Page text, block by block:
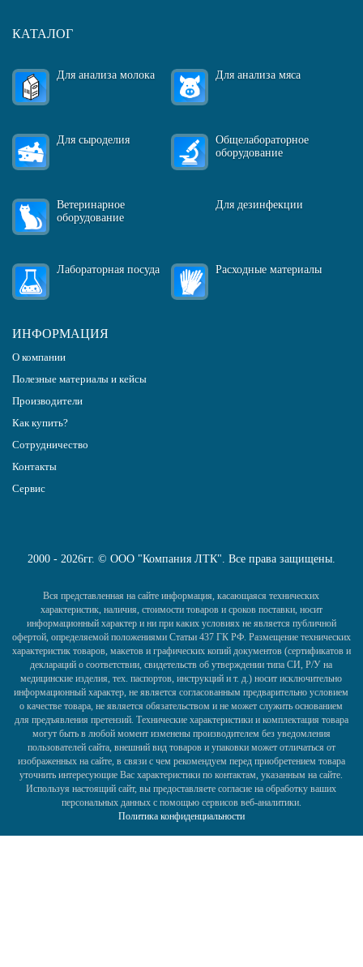
КАТАЛОГ
Для анализа молока Для анализа мяса
Для сыроделия
Общелабораторное
оборудование
Ветеринарное
оборудование
Для дезинфекции
Лабораторная посуда Расходные материалы
ИНФОРМАЦИЯ
О компании
Полезные материалы и кейсы
Производители
Как купить?
Сотрудничество
Контакты
Сервис
2000 - 2026гг. © ООО "Компания ЛТК". Все права защищены.
Вся представленная на сайте информация, касающаяся технических
характеристик, наличия, стоимости товаров и сроков поставки, носит
информационный характер и ни при каких условиях не является публичной
офертой, определяемой положениями Статьи 437 ГК РФ. Размещение технических
характеристик товаров, макетов и графических копий документов (сертификатов и
деклараций о соответствии, свидетельств об утверждении типа СИ, Р/У на
медицинские изделия, тех. паспортов, инструкций и т. д.) носит исключительно
информационный характер, не является согласованным предварительно условием
о качестве товара, не является обязательством и не может служить основанием
для предъявления претензий. Технические характеристики и комплектация товара
могут быть в любой момент изменены производителем без уведомления
пользователей сайта, внешний вид товаров и упаковки может отличаться от
изображенных на сайте, в связи с чем рекомендуем перед приобретением товара
уточнить интересующие Вас характеристики по контактам, указанным на сайте.
Используя настоящий сайт, вы предоставляете согласие на обработку ваших
персональных данных с помощью сервисов веб-аналитики.
Политика конфиденциальности